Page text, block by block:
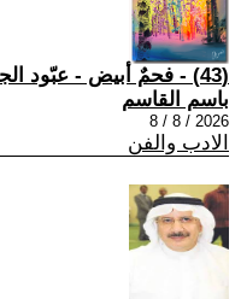
(43) - فحمٌ أبيض - عبّود الجابريّ وامتيازُ المُفارقَة
باسم القاسم
2026 / 8 / 8
الادب والفن